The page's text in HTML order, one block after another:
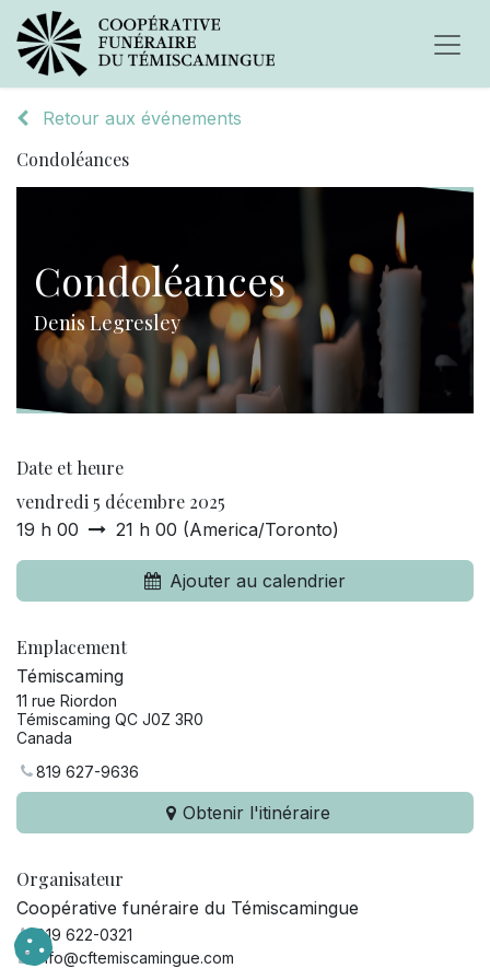
Retour aux événements
Condoléances
Condoléances
Denis Legresley
Date et heure
vendredi 5 décembre 2025
19 h 00 21 h 00 (America/Toronto)
Ajouter au calendrier
Emplacement
Témiscaming
11 rue Riordon
Témiscaming QC J0Z 3R0
Canada
819 627-9636
Obtenir l'itinéraire
Organisateur
Coopérative funéraire du Témiscamingue
819 622-0321
info@cftemiscamingue.com